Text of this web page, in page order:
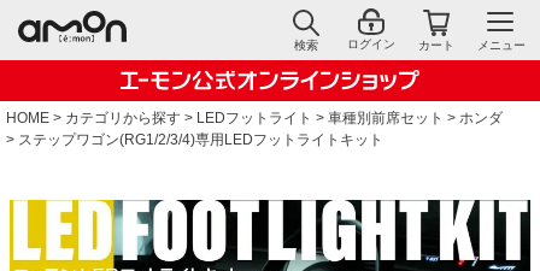
検索 ログイン カート メニュー
HOME カテゴリから探す LEDフットライト 車種別前席セット
ホンダ
ステップワゴン(RG1/2/3/4)専用LEDフットライトキット